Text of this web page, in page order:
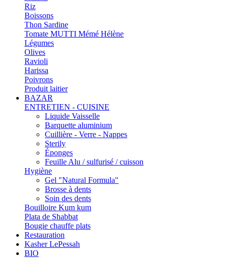
Riz
Boissons
Thon Sardine
Tomate MUTTI Mémé Hélène
Légumes
Olives
Ravioli
Harissa
Poivrons
Produit laitier
BAZAR
ENTRETIEN - CUISINE
Liquide Vaisselle
Barquette aluminium
Cuillière - Verre - Nappes
Sterily
Éponges
Feuille Alu / sulfurisé / cuisson
Hygiène
Gel "Natural Formula"
Brosse à dents
Soin des dents
Bouilloire Kum kum
Plata de Shabbat
Bougie chauffe plats
Restauration
Kasher LePessah
BIO